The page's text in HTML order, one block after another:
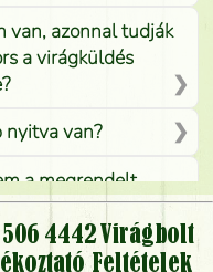
van, azonnal tudják
a virágküldés
van?
a megrendelt
kiszállítással
4442Virágbolt
Feltételek